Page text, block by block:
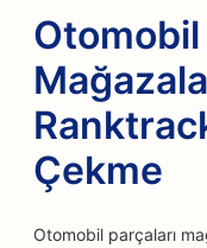
Otomobil
Çekme
Otomobil parçaları